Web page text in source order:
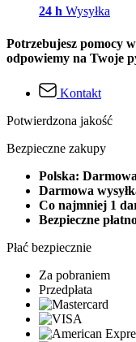
24 h Wysyłka
Potrzebujesz pomocy
odpowiemy na Twoje
Kontakt
Potwierdzona jakość
Bezpieczne zakupy
Polska:
Darmowa
Co najmniej 1
Bezpieczne
Płać bezpiecznie
Za pobraniem
Przedpłata